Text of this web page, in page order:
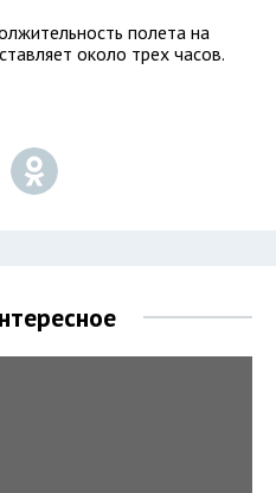
полета на
около трех часов.